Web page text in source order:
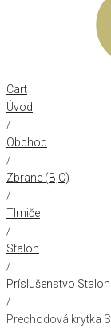
Cart
Úvod
/
Obchod
/
Zbrane (B,C)
/
Tlmiče
/
Stalon
/
Príslušenstvo Stalon
/
Prechodová krytka